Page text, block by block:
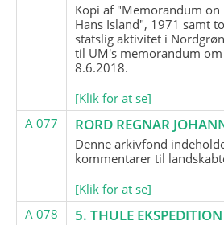
Kopi af "Memorandum
Hans Island", 1971 samt
statslig aktivitet i
til UM's memorandum
8.6.2018.
[Klik for at se]
A 077
RORD REGNAR
Denne arkivfond
kommentarer til
[Klik for at se]
A 078
5. THULE EKSPEDITION